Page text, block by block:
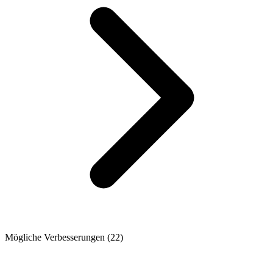
Mögliche Verbesserungen (22)